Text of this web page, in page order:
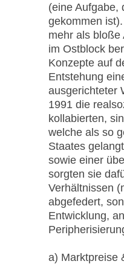
(eine Aufgabe,
gekommen
mehr als bloße
im Ostblock
Konzepte auf
Entstehung
ausgerichteter
1991 die
kollabierten,
welche als so
Staates
sowie einer
sorgten sie
Verhältnissen
abgefedert,
Entwicklung,
a) Marktpreise